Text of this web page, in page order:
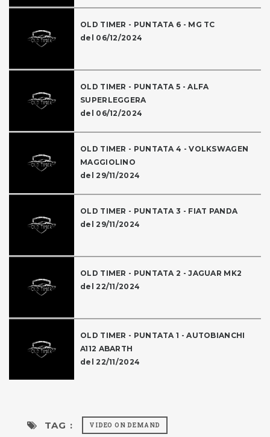
OLD TIMER - PUNTATA 6 - MG TC
del 06/12/2024
OLD TIMER - PUNTATA 5 - ALFA
SUPERLEGGERA
del 06/12/2024
OLD TIMER - PUNTATA 4 - VOLKSWAGEN
MAGGIOLINO
del 29/11/2024
OLD TIMER - PUNTATA 3 - FIAT PANDA
del 29/11/2024
OLD TIMER - PUNTATA 2 - JAGUAR MK2
del 22/11/2024
OLD TIMER - PUNTATA 1 - AUTOBIANCHI
A112 ABARTH
del 22/11/2024
TAG : VIDEO ON DEMAND